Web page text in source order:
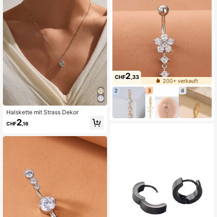
Halskette mit Strass Dekor
CHF2,16
CHF2,33
200+ verkauft
2
3 4